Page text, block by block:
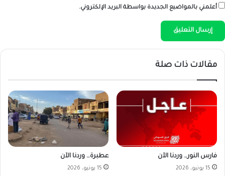
أعلمني بالمواضيع الجديدة بواسطة البريد الإلكتروني.
مقالات ذات صلة
فارس النور… وردنا الآن
15 يونيو، 2026
عطبرة… وردنا الآن
15 يونيو، 2026